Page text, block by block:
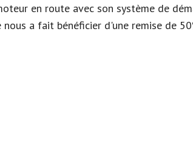
en route avec son système de
a fait bénéficier d'une remise de